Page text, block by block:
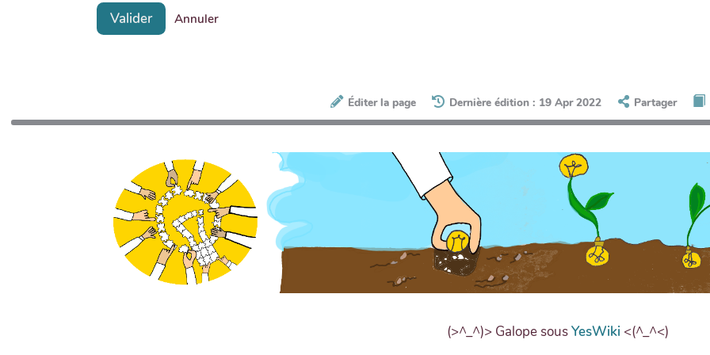
Valider Annuler
Éditer la page Dernière édition : 19 Apr 2022 Partager
(>^_^)> Galope sousYesWiki <(^_^<)